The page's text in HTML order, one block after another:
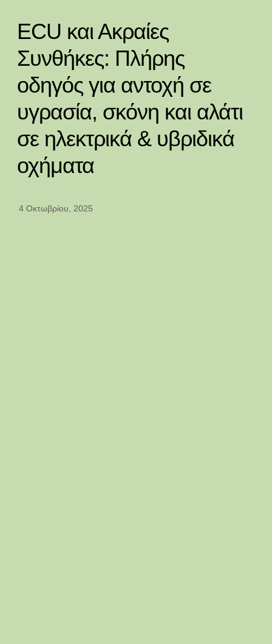
ECU και Ακραίες
Συνθήκες: Πλήρης
οδηγός για αντοχή σε
υγρασία, σκόνη και αλάτι
σε ηλεκτρικά & υβριδικά
οχήματα
4 Οκτωβρίου, 2025